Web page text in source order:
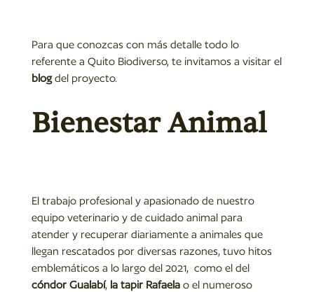
Para que conozcas con más detalle todo lo
referente a Quito Biodiverso, te invitamos a visitar el
blogdel proyecto.
Bienestar Animal
El trabajo profesional y apasionado de nuestro
equipo veterinario y de cuidado animal para
atender y recuperar diariamente a animales que
llegan rescatados por diversas razones, tuvo hitos
emblemáticos a lo largo del 2021, como el del
cóndor Gualabí, la tapir Rafaelao el numeroso